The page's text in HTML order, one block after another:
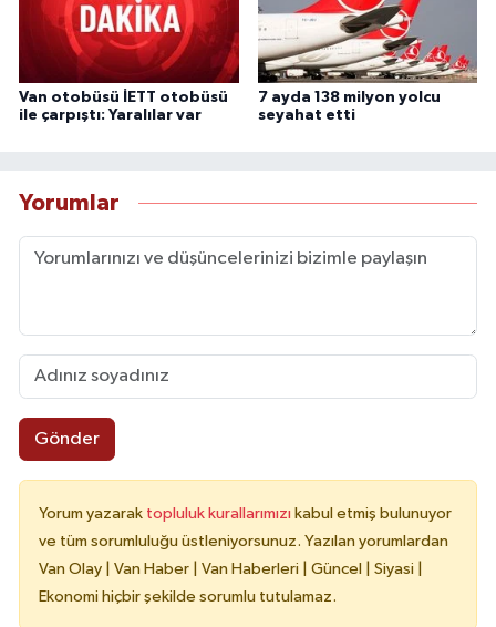
Van otobüsü İETT otobüsü
ile çarpıştı: Yaralılar var
7 ayda 138 milyon yolcu
seyahat etti
Yorumlar
Gönder
Yorum yazarak topluluk kurallarımızı kabul etmiş bulunuyor
ve tüm sorumluluğu üstleniyorsunuz. Yazılan yorumlardan
Van Olay | Van Haber | Van Haberleri | Güncel | Siyasi |
Ekonomi hiçbir şekilde sorumlu tutulamaz.